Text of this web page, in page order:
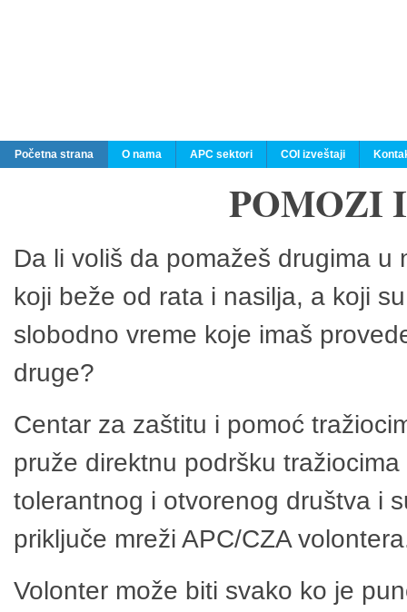
Početna strana O nama APC sektori COI izveštaji
POMOZI
Da li voliš da pomažeš drugima
koji beže od rata i nasilja, a koji
slobodno vreme koje imaš
druge?
Centar za zaštitu i pomoć
pruže direktnu podršku
tolerantnog i otvorenog društva i
priključe mreži APC/CZA
Volonter može biti svako ko je